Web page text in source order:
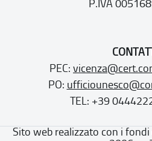
P.IVA
PEC:
PO:
TEL: +39
Sito web realizzato con i